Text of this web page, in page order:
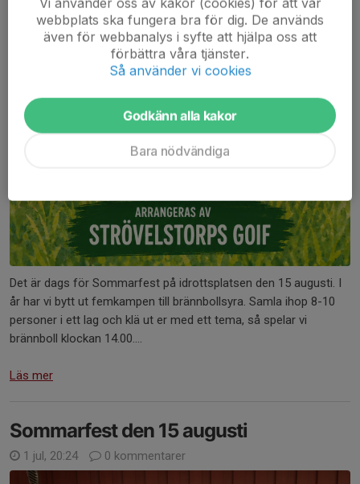
Det är dags för Sommarfest på idrottsplatsen den 15 augusti. I
år har vi bytt ut femkampen till brännbollsyra. Samla ihop 8-10
personer i ett lag och klä ut er med ett tema, så spelar vi
brännboll klockan 14.00....
Läs mer
Sommarfest den 15 augusti
1 jul, 20:24 0 kommentarer
webbplats ska fungera bra för dig. De används
även för webbanalys i syfte att hjälpa oss att
förbättra våra tjänster.
Så använder vi cookies
Godkänn alla kakor
Bara nödvändiga